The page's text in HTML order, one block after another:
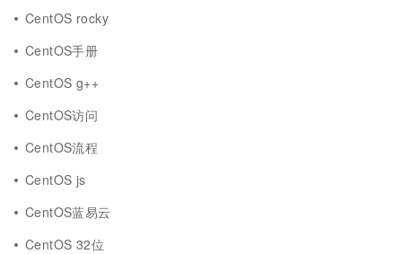
CentOS rocky
CentOS手册
CentOS g++
CentOS访问
CentOS流程
CentOS js
CentOS蓝易云
CentOS 32位